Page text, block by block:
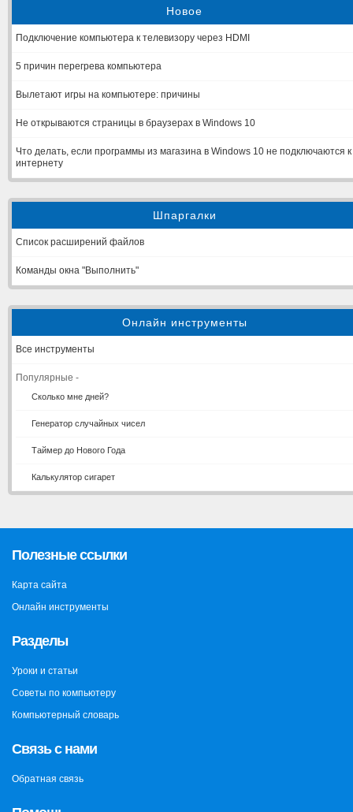
Новое
Подключение компьютера к телевизору через HDMI
5 причин перегрева компьютера
Вылетают игры на компьютере: причины
Не открываются страницы в браузерах в Windows 10
Что делать, если программы из магазина в Windows 10 не подключаются к
интернету
Шпаргалки
Список расширений файлов
Команды окна "Выполнить"
Онлайн инструменты
Все инструменты
Популярные -
Сколько мне дней?
Генератор случайных чисел
Таймер до Нового Года
Калькулятор сигарет
Полезные ссылки
Карта сайта
Онлайн инструменты
Разделы
Уроки и статьи
Советы по компьютеру
Компьютерный словарь
Связь с нами
Обратная связь